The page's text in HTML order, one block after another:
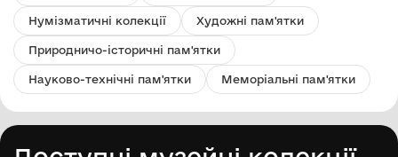
Нумізматичні колекції Художні пам'ятки
Природничо-історичні пам'ятки
Науково-технічні пам'ятки Меморіальні пам'ятки